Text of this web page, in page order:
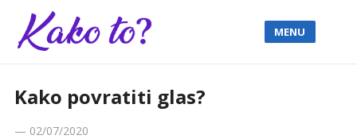
MENU
Kako povratiti glas?
— 02/07/2020